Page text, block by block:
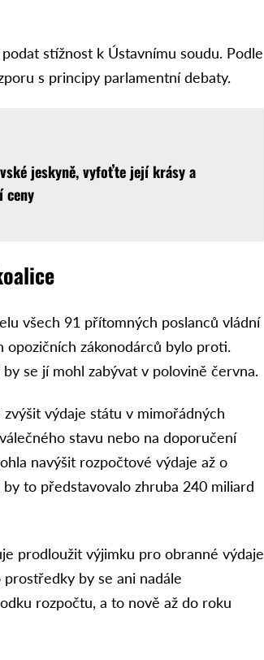
stížnost k Ústavnímu soudu. Podle
s principy parlamentní debaty.
jeskyně, vyfoťte její krásy a
ceny
všech 91 přítomných poslanců vládní
opozičních zákonodárců bylo proti.
se jí mohl zabývat v polovině června.
výdaje státu v mimořádných
stavu nebo na doporučení
navýšit rozpočtové výdaje až o
to představovalo zhruba 240 miliard
prodloužit výjimku pro obranné výdaje
by se ani nadále
rozpočtu, a to nově až do roku